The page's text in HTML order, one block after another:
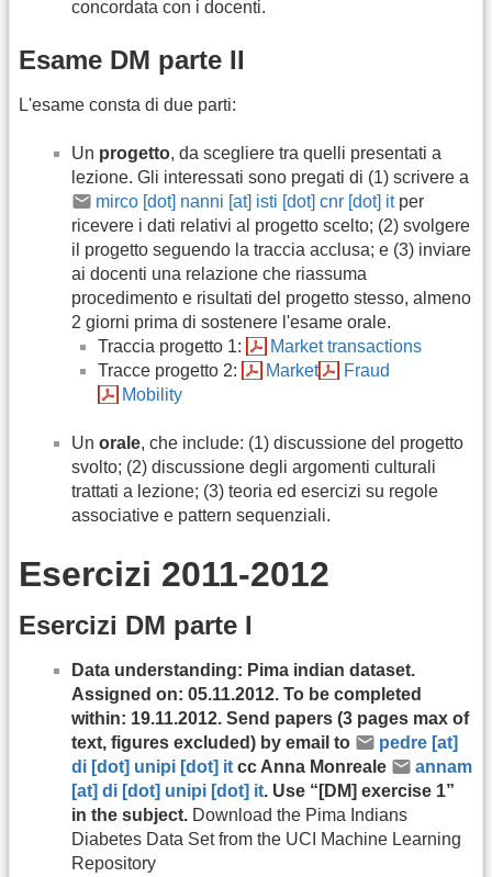
concordata con i docenti.
Esame DM parte II
L'esame consta di due parti:
Un progetto, da scegliere tra quelli presentati a
lezione. Gli interessati sono pregati di (1) scrivere a
mirco [dot] nanni [at] isti [dot] cnr [dot] itper
ricevere i dati relativi al progetto scelto; (2) svolgere
il progetto seguendo la traccia acclusa; e (3) inviare
ai docenti una relazione che riassuma
procedimento e risultati del progetto stesso, almeno
2 giorni prima di sostenere l'esame orale.
Traccia progetto 1:
Market transactions
Tracce progetto 2:
Market
Fraud
Mobility
Un orale, che include: (1) discussione del progetto
svolto; (2) discussione degli argomenti culturali
trattati a lezione; (3) teoria ed esercizi su regole
associative e pattern sequenziali.
Esercizi 2011-2012
Esercizi DM parte I
Data understanding: Pima indian dataset.
Assigned on: 05.11.2012. To be completed
within: 19.11.2012. Send papers (3 pages max of
text, figures excluded) by email to
pedre [at]
di [dot] unipi [dot] it cc Anna Monreale
annam
[at] di [dot] unipi [dot] it. Use “[DM] exercise 1”
in the subject. Download the Pima Indians
Diabetes Data Set from the UCI Machine Learning
Repository